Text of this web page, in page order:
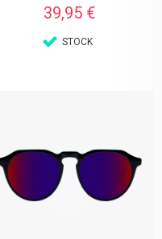
Preis
39,95 €
STOCK